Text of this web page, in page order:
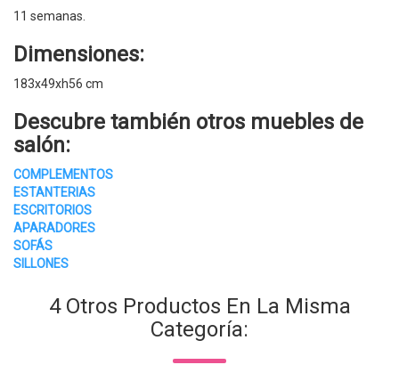
11 semanas.
Dimensiones:
183x49xh56 cm
Descubre también otros muebles de
salón:
COMPLEMENTOS
ESTANTERIAS
ESCRITORIOS
APARADORES
SOFÁS
SILLONES
4 Otros Productos En La Misma
Categoría: